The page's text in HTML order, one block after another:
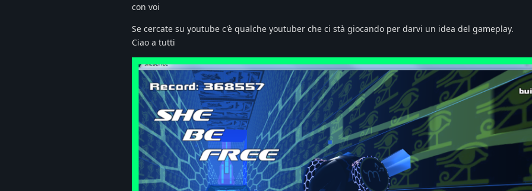
con voi
Se cercate su youtube c'è qualche youtuber che ci stà giocando per darvi un idea del gameplay.
Ciao a tutti